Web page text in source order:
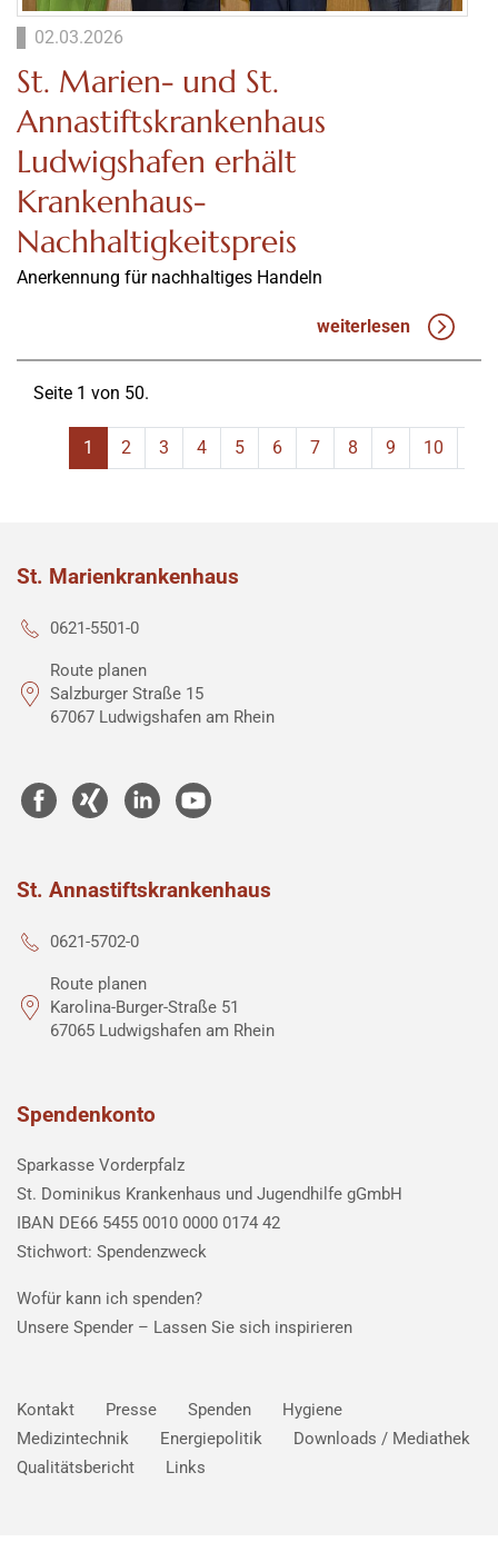
02.03.2026
St. Marien- und St.
Annastiftskrankenhaus
Ludwigshafen erhält
Krankenhaus-
Nachhaltigkeitspreis
Anerkennung für nachhaltiges Handeln
weiterlesen
Seite 1 von 50.
1 2 3 4 5 6 7 8 9 10
St. Marienkrankenhaus
0621-5501-0
Route planen
Salzburger Straße 15
67067 Ludwigshafen am Rhein
St. Annastiftskrankenhaus
0621-5702-0
Route planen
Karolina-Burger-Straße 51
67065 Ludwigshafen am Rhein
Spendenkonto
Sparkasse Vorderpfalz
St. Dominikus Krankenhaus und Jugendhilfe gGmbH
IBAN DE66 5455 0010 0000 0174 42
Stichwort: Spendenzweck
Wofür kann ich spenden?
Unsere Spender – Lassen Sie sich inspirieren
Kontakt Presse Spenden
Hygiene
Medizintechnik
Energiepolitik
Downloads / Mediathek
Qualitätsbericht
Links